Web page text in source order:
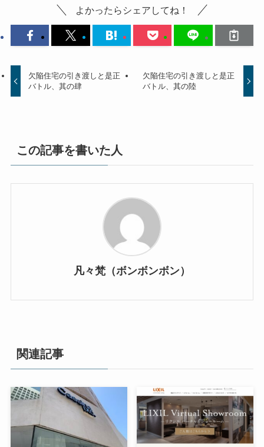
よかったらシェアしてね！
欠陥住宅の引き渡しと是正
バトル、其の肆
欠陥住宅の引き渡しと是正
バトル、其の陸
この記事を書いた人
凡々梵（ボンボンボン）
関連記事